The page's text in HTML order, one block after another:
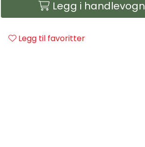
Legg i handlevogn
Legg til favoritter